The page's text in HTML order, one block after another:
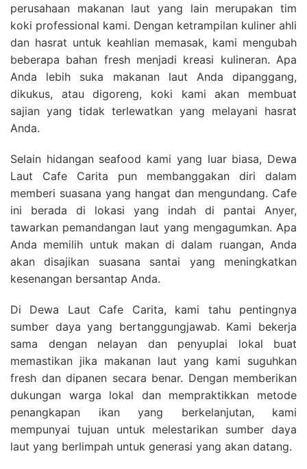
perusahaan makanan laut yang lain merupakan tim
koki professional kami. Dengan ketrampilan kuliner ahli
dan hasrat untuk keahlian memasak, kami mengubah
beberapa bahan fresh menjadi kreasi kulineran. Apa
Anda lebih suka makanan laut Anda dipanggang,
dikukus, atau digoreng, koki kami akan membuat
sajian yang tidak terlewatkan yang melayani hasrat
Anda.
Selain hidangan seafood kami yang luar biasa, Dewa
Laut Cafe Carita pun membanggakan diri dalam
memberi suasana yang hangat dan mengundang. Cafe
ini berada di lokasi yang indah di pantai Anyer,
tawarkan pemandangan laut yang mengagumkan. Apa
Anda memilih untuk makan di dalam ruangan, Anda
akan disajikan suasana santai yang meningkatkan
kesenangan bersantap Anda.
Di Dewa Laut Cafe Carita, kami tahu pentingnya
sumber daya yang bertanggungjawab. Kami bekerja
sama dengan nelayan dan penyuplai lokal buat
memastikan jika makanan laut yang kami suguhkan
fresh dan dipanen secara benar. Dengan memberikan
dukungan warga lokal dan mempraktikkan metode
penangkapan ikan yang berkelanjutan, kami
mempunyai tujuan untuk melestarikan sumber daya
laut yang berlimpah untuk generasi yang akan datang.